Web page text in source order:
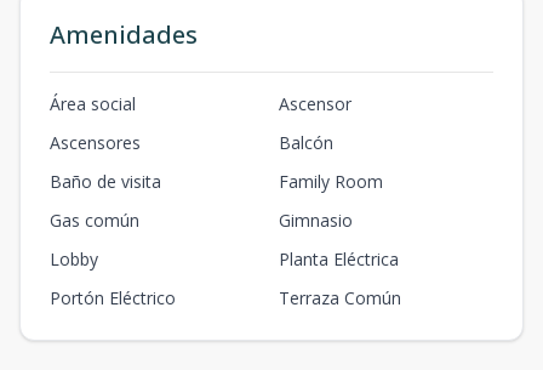
Amenidades
Área social
Ascensor
Ascensores
Balcón
Baño de visita
Family Room
Gas común
Gimnasio
Lobby
Planta Eléctrica
Portón Eléctrico
Terraza Común